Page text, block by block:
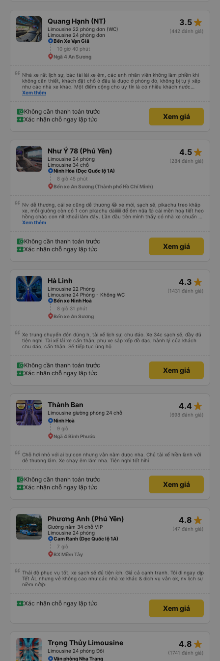
tôi không?&quot; Vốn dĩ tôi đến lúc 2h30 sáng nhưng lúc đó không xuống xe
mà tài xế bảo tôi ngủ thêm và đợi ở trạm xăng, thậm chí còn đón khách sạn
bằng xe limousine vào buổi sáng. .Tôi nghĩ tài xế đã giúp tôi vì tôi trông ngu
ngốc quá.. Tôi vẫn nghĩ rằng nếu không có tài xế thì sẽ rất nguy hiểm.. Cảm
ơn từ tận đáy lòng.. 79-05527 Cảm ơn tài xế xe nhưng rất nhiều. Nếu bạn
chưa biết cách thực hiện, hãy xem Google Maps hoạt động như thế nào,
&quot;B Bạn bị sao vậy?&quot; Chuyện gì xảy ra với bạn vậy?&quot; Bây giờ
là 2:30 và tôi đang nói về nó. ạn bằng xe bu lông Limousine. Tôi nghĩ tài xế
Quang Hạnh (NT)
Limousine 22 phòng đơn (WC)
Limousine 24 phòng đơn
3.5 star_rate
(442 đánh giá)
Bến Xe Vạn Giã
10 giờ 40 phút
Ngã 4 An Sương
Nhà xe rất lịch sự, bác tài lái xe êm, các anh nhân viên không làm phiền khi
không cần thiết, khách đặt chỗ ở đâu là được ở phòng đó, không bị tự ý xếp
như các nhà xe khác. Một điểm cộng cho uy tín là có nhiều khách nước
Xem thêm
Không cần thanh toán trước
Xác nhận chỗ ngay lập tức
Xem giá
Như Ý 78 (Phú Yên)
Limousine 24 phòng
Limousine 34 chỗ
4.5 star_rate
(284 đánh giá)
Ninh Hòa (Dọc Quốc lộ 1A)
8 giờ 45 phút
Bến xe An Sương (Thành phố Hồ Chí Minh)
Nv dễ thương, cái xe cũng dễ thương 😂 xe mới, sạch sẽ, pikachu treo khắp
xe, mỗi giường còn có 1 con pikachu dàiiiiii để ôm nữa 🤣 cái mền hoạ tiết heo
hồng chắc con nít khoái lắm đây. Lần đầu tiên mình thấy có nhà xe chuẩn bị
cả bàn chải đánh răng. Có 2 ông bà cụ lên xe còn được nv dẫn tới tận nơi để
Xem thêm
Không cần thanh toán trước
Xác nhận chỗ ngay lập tức
Xem giá
Hà Linh
Limousine 22 Phòng
Limousine 24 Phòng - Không WC
4.3 star_rate
(1431 đánh giá)
Bến xe Ninh Hoà
8 giờ 31 phút
Bến xe An Sương
Xe trung chuyển đón đúng h, tài xế lịch sự, chu đáo. Xe 34c sạch sẽ, đầy đủ
tiện nghi. Tài xế lái xe cẩn thận, phụ xe sắp xếp đồ đạc, hành lý của khách
chu đáo, cẩn thận. Sẽ tiếp tục ủng hộ
Không cần thanh toán trước
Xác nhận chỗ ngay lập tức
Xem giá
Thành Ban
Limousine giường phòng 24 chỗ
4.4 star_rate
(698 đánh giá)
Ninh Hoà
9 giờ
Ngã 4 Bình Phước
Chỗ hơi nhỏ với ai bự con nhưng vẫn nằm được nha. Chú tài xế hiền lành với
dễ thương lắm. Xe chạy êm lắm nha. Tiện nghi tốt hihi
Không cần thanh toán trước
Xác nhận chỗ ngay lập tức
Xem giá
Phương Anh (Phú Yên)
Giường nằm 34 chỗ VIP
Limousine 24 phòng
4.8 star_rate
(47 đánh giá)
Cam Ranh (Dọc Quốc lộ 1A)
7 giờ
BX Miền Tây
Thái độ phục vụ tốt, xe sạch sẽ đủ tiện ích. Giá cả cạnh tranh. Tôi đi ngay dịp
Tết ÂL nhưng vé không cao như các nhà xe khác & dịch vụ vẫn ok, nv lịch sự
niềm nở👍
Xác nhận chỗ ngay lập tức
Xem giá
Trọng Thủy Limousine
Limousine 24 phòng Đôi
4.8 star_rate
(1741 đánh giá)
Văn phòng Nha Trang